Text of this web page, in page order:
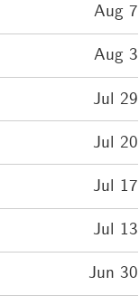
Aug 7
Aug 3
Jul 29
Jul 20
Jul 17
Jul 13
Jun 30